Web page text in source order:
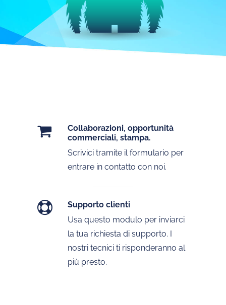
Collaborazioni, opportunità
commerciali, stampa.
Scrivici tramite il formulario per
entrare in contatto con noi.
Supporto clienti
Usa questo modulo per inviarci
la tua richiesta di supporto. I
nostri tecnici ti risponderanno al
più presto.